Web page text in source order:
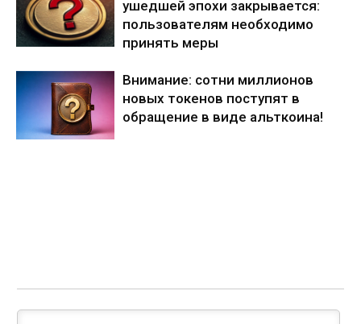
ушедшей эпохи закрывается:
пользователям необходимо
принять меры
Внимание: сотни миллионов
новых токенов поступят в
обращение в виде альткоина!